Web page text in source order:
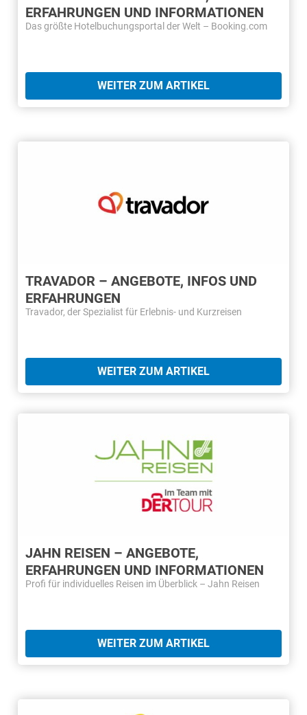
ERFAHRUNGEN UND INFORMATIONEN
Das größte Hotelbuchungsportal der Welt – Booking.com
WEITER ZUM ARTIKEL
TRAVADOR – ANGEBOTE, INFOS UND
ERFAHRUNGEN
Travador, der Spezialist für Erlebnis- und Kurzreisen
WEITER ZUM ARTIKEL
JAHN REISEN – ANGEBOTE,
ERFAHRUNGEN UND INFORMATIONEN
Profi für individuelles Reisen im Überblick – Jahn Reisen
WEITER ZUM ARTIKEL